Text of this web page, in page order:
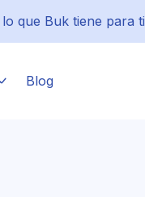
que Buk tiene para ti
Blog